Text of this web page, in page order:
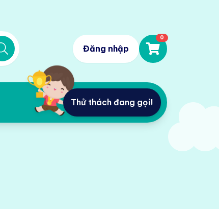
Đăng nhập
0
Thử thách đang gọi!